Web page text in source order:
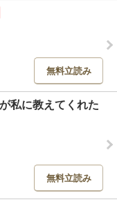
無料立読み
私に教えてくれた
無料立読み